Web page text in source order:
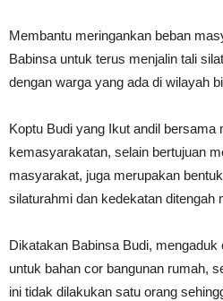
Membantu meringankan beban
Babinsa untuk terus menjalin tali
dengan warga yang ada di wilayah
Koptu Budi yang Ikut andil
kemasyarakatan, selain bertujuan
masyarakat, juga merupakan
silaturahmi dan kedekatan ditengah
Dikatakan Babinsa Budi,
untuk bahan cor bangunan rumah,
ini tidak dilakukan satu orang